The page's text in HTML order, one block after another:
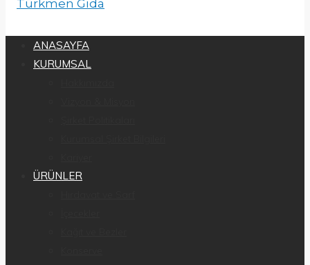
ANASAYFA
KURUMSAL
ÜRÜNLER